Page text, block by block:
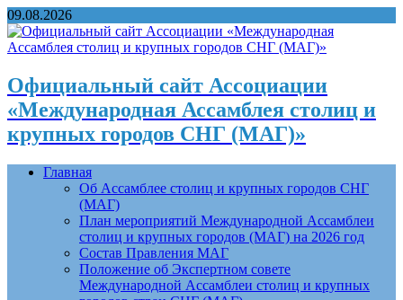
09.08.2026
Официальный сайт Ассоциации
«Международная Ассамблея столиц и
крупных городов СНГ (МАГ)»
Главная
Об Ассамблее столиц и крупных городов СНГ
(МАГ)
План мероприятий Международной Ассамблеи
столиц и крупных городов (МАГ) на 2026 год
Состав Правления МАГ
Положение об Экспертном совете
Международной Ассамблеи столиц и крупных